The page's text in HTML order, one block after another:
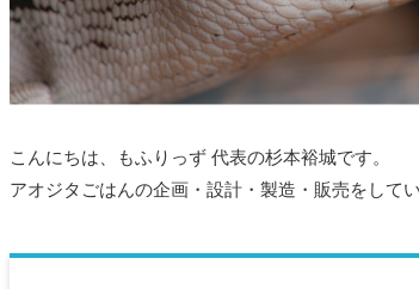
こんにちは、もふりっず 代表の杉本裕城です。
アオジタごはんの企画・設計・製造・販売をしてい